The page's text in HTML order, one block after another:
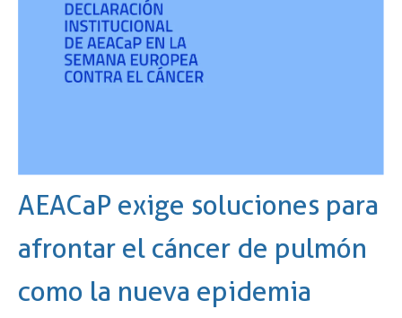
AEACaP exige soluciones para
afrontar el cáncer de pulmón
como la nueva epidemia